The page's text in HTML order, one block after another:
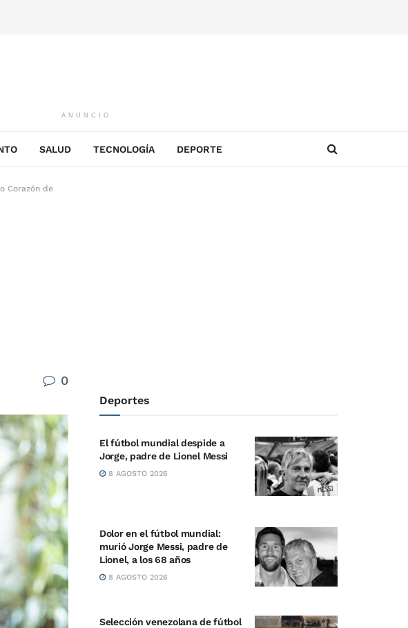
ANUNCIO
SALUD TECNOLOGÍA DEPORTE
Corazón de
0
Deportes
El fútbol mundial despide a
Jorge, padre de Lionel Messi
8 AGOSTO 2026
Dolor en el fútbol mundial:
murió Jorge Messi, padre de
Lionel, a los 68 años
8 AGOSTO 2026
Selección venezolana de fútbol